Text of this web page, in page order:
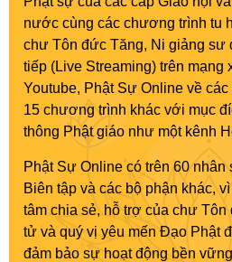
nước cùng các chương trình tu
chư Tôn đức Tăng, Ni giảng sư
tiếp (Live Streaming) trên mạng
Youtube, Phật Sự Online về
15 chương trình khác với mục
thông Phật giáo như một kênh
Phật Sự Online có trên 60
Biên tập và các bộ phận khác,
tâm chia sẻ, hỗ trợ của chư
tử và quý vị yêu mến Đạo Phật
đảm bảo sự hoạt động bền